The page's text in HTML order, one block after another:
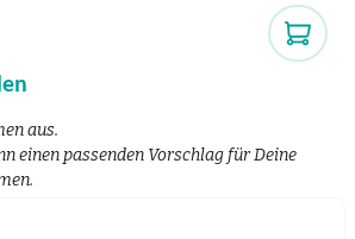
aus.
einen passenden Vorschlag für Deine